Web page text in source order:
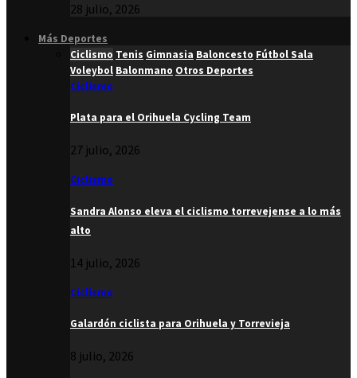
28 julio, 2026
Más Deportes
Ciclismo Tenis Gimnasia Baloncesto Fútbol Sala
Voleybol Balonmano Otros Deportes
Ciclismo
Plata para el Orihuela Cycling Team
27 julio, 2026
Ciclismo
Sandra Alonso eleva el ciclismo torrevejense a lo más
alto
14 julio, 2026
Ciclismo
Galardón ciclista para Orihuela y Torrevieja
8 julio, 2026